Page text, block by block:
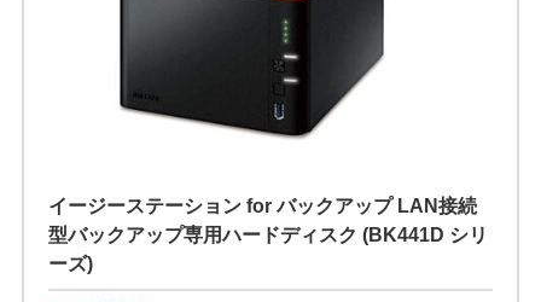
イージーステーション for バックアップ LAN接続
型バックアップ専用ハードディスク (BK441D シリ
ーズ)